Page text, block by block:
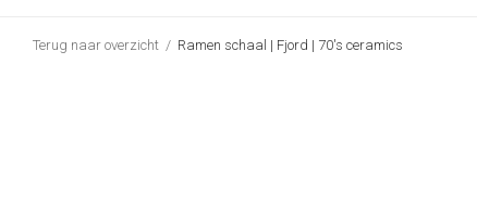
Terug naar overzicht Ramen schaal | Fjord | 70's ceramics